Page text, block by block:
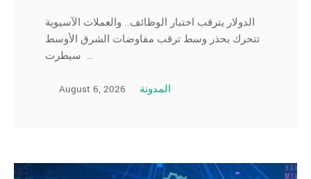
الدولار يترقب اختبار الوظائف.. والعملات الآسيوية
تتحرك بحذر وسط ترقب مفاوضات الشرق الأوسط
سيطرت …
August 6, 2026 المدونة